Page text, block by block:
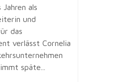
Jahren als
und
das
verlässt Cornelia
späte...